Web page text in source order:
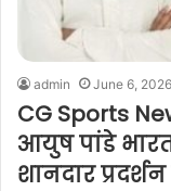
admin June 6, 2026
CG Sports
आयुष पांडे
शानदार